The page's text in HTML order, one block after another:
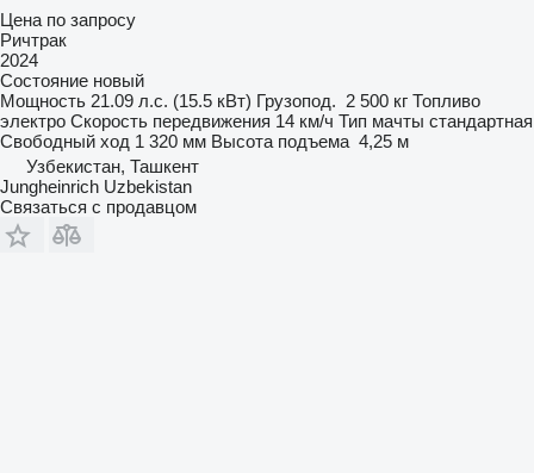
Цена по запросу
Ричтрак
2024
Состояние новый
Мощность 21.09 л.с. (15.5 кВт) Грузопод. 2 500 кг Топливо
электро Скорость передвижения 14 км/ч Тип мачты стандартная
Свободный ход 1 320 мм Высота подъема 4,25 м
Узбекистан, Ташкент
Jungheinrich Uzbekistan
Связаться с продавцом